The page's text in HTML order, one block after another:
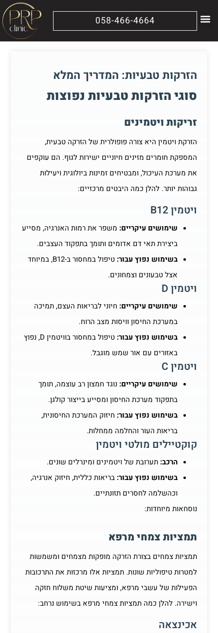
058-466-4664
הזרקות טבעיות: המדריך המלא
סוגי הזרקות טבעיות נפוצות
זריקות ויטמינים
הזרקת ויטמין היא צורה פופולרית של הזרקה טבעית,
המספקת חומרים מזינים חיוניים ישירות לגוף. הם עוקפים
את מערכת העיכול, ומבטיחים זמינות ביולוגית ויעילות
גבוהות יותר. להלן כמה היבטים מרכזיים:
ויטמין B12
שימושים עיקריים: משפר את רמות האנרגיה, מסייע
ביצירת תאי דם אדומים ותומך בתפקוד העצבים.
בשימוש נפוץ עבור:
טיפול במחסור ב-B12, במיוחד
אצל טבעונים וצמחונים.
ויטמין D
שימושים עיקריים: חיוני לבריאות העצם, תמיכה
במערכת החיסון וויסות מצב הרוח.
בשימוש נפוץ עבור:
טיפול במחסור בוויטמין D, נפוץ
באזורים עם אור שמש מוגבל.
ויטמין C
שימושים עיקריים: נוגד חמצון רב עוצמה, תומך
בתפקוד מערכת החיסון ומסייע בייצור קולגן.
בשימוש נפוץ עבור: חיזוק המערכת החיסונית,
בריאות העור והחלמה ממחלות.
קוקטיילים מולטי ויטמין
הרכב: תערובת של ויטמינים ומינרלים שונים.
בשימוש נפוץ עבור: בריאות כללית, חיזוק אנרגיה,
וכהשלמה לחסרים תזונתיים.
נוסחאות מיוחדות:
תמציות צמחי מרפא
תמציות צמחים בצורת הזרקה מופקות מצמחים ומשמשות
למטרות טיפוליות שונות. תמציות אלו מרכזות את התרכובות
הפעילות של עשבי מרפא, ומציעות שיטת משלוח חזקה
וישירה. להלן כמה תמציות צמחי מרפא בשימוש נרחב:
אכינצאה